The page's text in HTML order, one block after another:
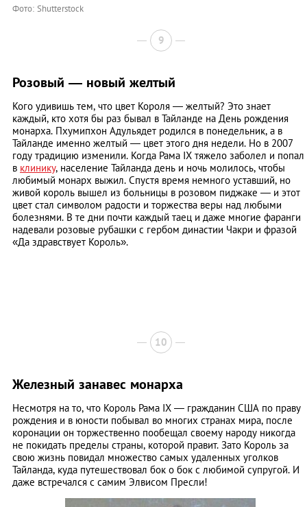
Фото: Shutterstock
9
Розовый ― новый желтый
Кого удивишь тем, что цвет Короля ― желтый? Это знает
каждый, кто хотя бы раз бывал в Тайланде на День рождения
монарха. Пхумипхон Адульядет родился в понедельник, а в
Тайланде именно желтый — цвет этого дня недели. Но в 2007
году традицию изменили. Когда Рама IX тяжело заболел и попал
в клинику, население Тайланда день и ночь молилось, чтобы
любимый монарх выжил. Спустя время немного уставший, но
живой король вышел из больницы в розовом пиджаке — и этот
цвет стал символом радости и торжества веры над любыми
болезнями. В те дни почти каждый таец и даже многие фаранги
надевали розовые рубашки с гербом династии Чакри и фразой
«Да здравствует Король».
10
Железный занавес монарха
Несмотря на то, что Король Рама IX — гражданин США по праву
рождения и в юности побывал во многих странах мира, после
коронации он торжественно пообещал своему народу никогда
не покидать пределы страны, которой правит. Зато Король за
свою жизнь повидал множество самых удаленных уголков
Тайланда, куда путешествовал бок о бок с любимой супругой. И
даже встречался с самим Элвисом Пресли!